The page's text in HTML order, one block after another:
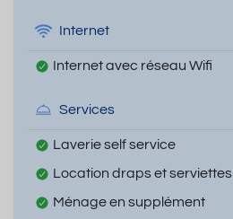
Internet
Internet avec réseau Wifi
Services
Laverie self service
Location draps et serviettes
Ménage en supplément